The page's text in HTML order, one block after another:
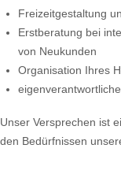
Freizeitgestaltung
Erstberatung bei
von Neukunden
Organisation Ihres
Unser Versprechen ist
den Bedürfnissen